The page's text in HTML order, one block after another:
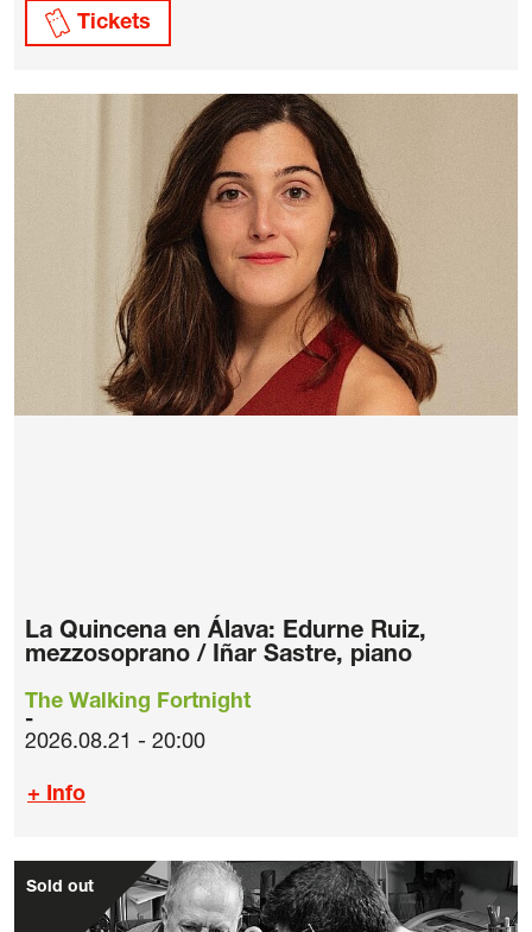
Tickets
La Quincena en Álava: Edurne Ruiz,
mezzosoprano / Iñar Sastre, piano
The Walking Fortnight
2026.08.21 - 20:00
+ Info
Sold out